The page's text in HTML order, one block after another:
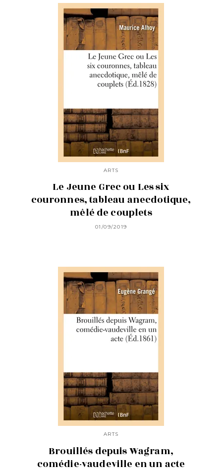
ARTS
Le Jeune Grec ou Les six
couronnes, tableau anecdotique,
mêlé de couplets
01/09/2019
ARTS
Brouillés depuis Wagram,
comédie-vaudeville en un acte